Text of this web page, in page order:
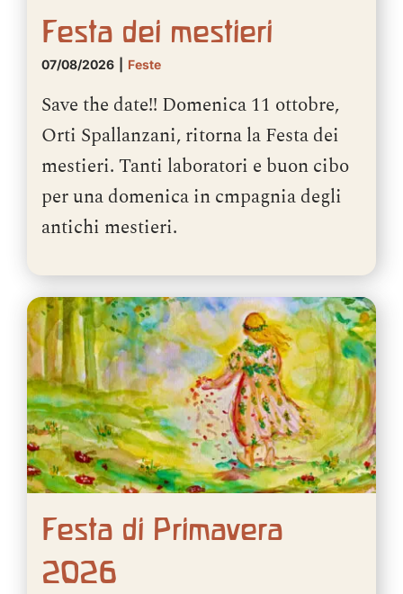
Festa dei mestieri
07/08/2026 Feste
Save the date!! Domenica 11 ottobre,
Orti Spallanzani, ritorna la Festa dei
mestieri. Tanti laboratori e buon cibo
per una domenica in cmpagnia degli
antichi mestieri.
Festa di Primavera
2026